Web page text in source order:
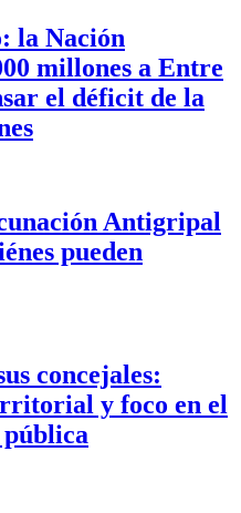
la Nación
millones a Entre
el déficit de la
Antigripal
pueden
concejales:
y foco en el
pública